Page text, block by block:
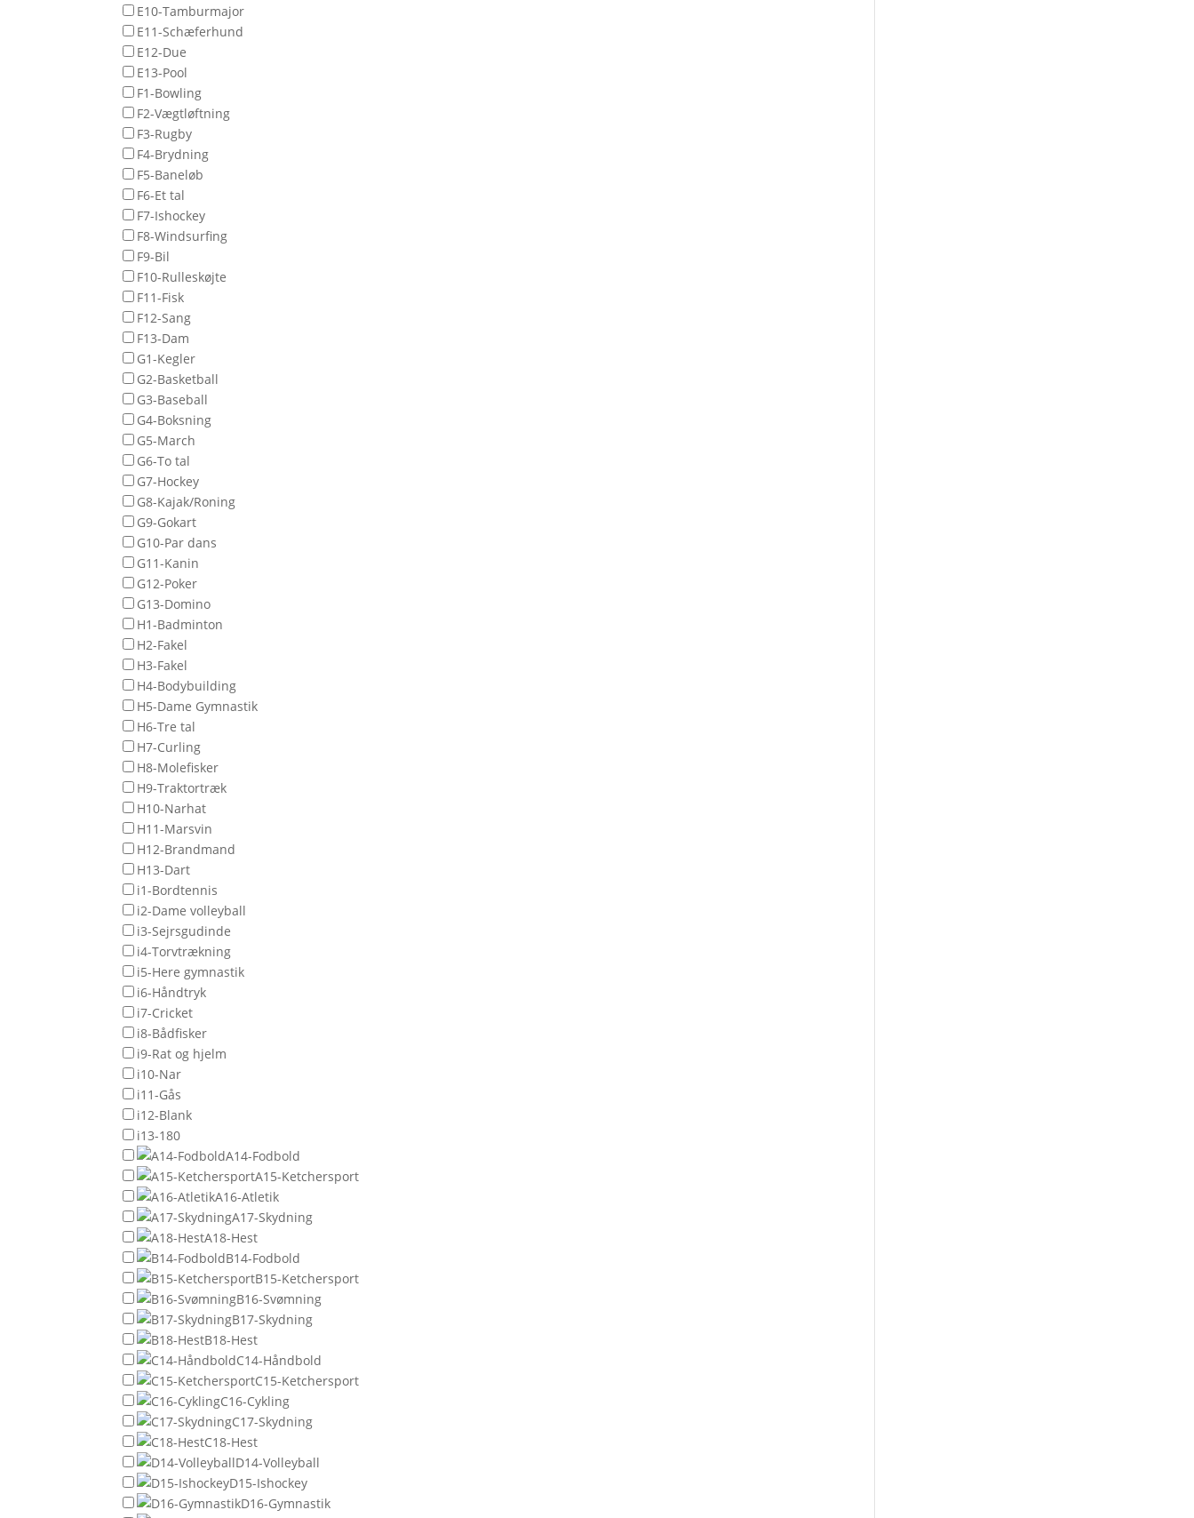
E10-Tamburmajor
E11-Schæferhund
E12-Due
E13-Pool
F1-Bowling
F2-Vægtløftning
F3-Rugby
F4-Brydning
F5-Baneløb
F6-Et tal
F7-Ishockey
F8-Windsurfing
F9-Bil
F10-Rulleskøjte
F11-Fisk
F12-Sang
F13-Dam
G1-Kegler
G2-Basketball
G3-Baseball
G4-Boksning
G5-March
G6-To tal
G7-Hockey
G8-Kajak/Roning
G9-Gokart
G10-Par dans
G11-Kanin
G12-Poker
G13-Domino
H1-Badminton
H2-Fakel
H3-Fakel
H4-Bodybuilding
H5-Dame Gymnastik
H6-Tre tal
H7-Curling
H8-Molefisker
H9-Traktortræk
H10-Narhat
H11-Marsvin
H12-Brandmand
H13-Dart
i1-Bordtennis
i2-Dame volleyball
i3-Sejrsgudinde
i4-Torvtrækning
i5-Here gymnastik
i6-Håndtryk
i7-Cricket
i8-Bådfisker
i9-Rat og hjelm
i10-Nar
i11-Gås
i12-Blank
i13-180
A14-Fodbold
A15-Ketchersport
A16-Atletik
A17-Skydning
A18-Hest
B14-Fodbold
B15-Ketchersport
B16-Svømning
B17-Skydning
B18-Hest
C14-Håndbold
C15-Ketchersport
C16-Cykling
C17-Skydning
C18-Hest
D14-Volleyball
D15-Ishockey
D16-Gymnastik